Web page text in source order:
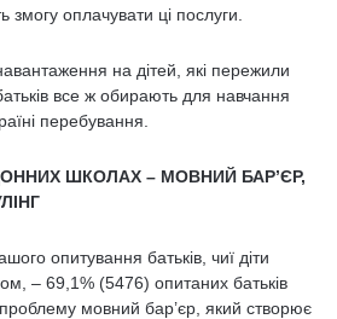
змогу оплачувати ці послуги.
на дітей, які пережили
все ж обирають для навчання
перебування.
ШКОЛАХ – МОВНИЙ БАР’ЄР,
опитування батьків, чиї діти
– 69,1% (5476) опитаних батьків
мовний бар’єр, який створює